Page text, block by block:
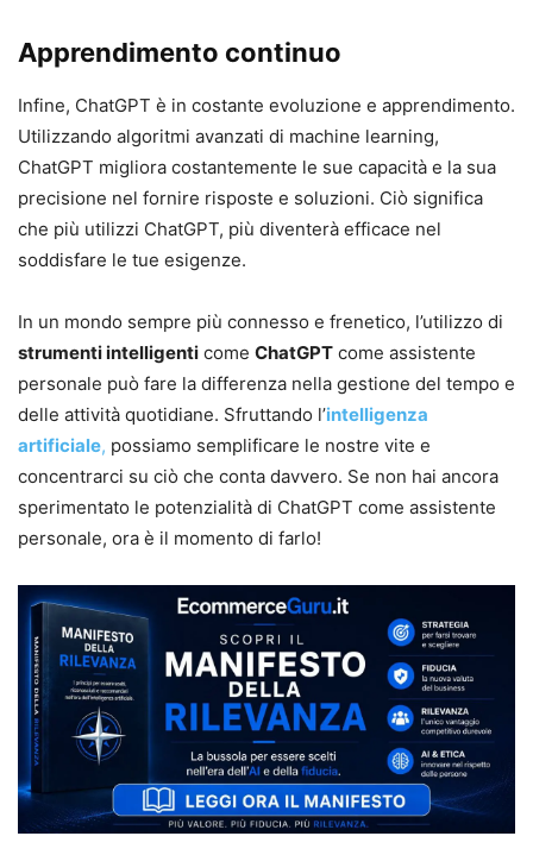
Apprendimento continuo
Infine, ChatGPT è in costante evoluzione e apprendimento.
Utilizzando algoritmi avanzati di machine learning,
ChatGPT migliora costantemente le sue capacità e la sua
precisione nel fornire risposte e soluzioni. Ciò significa
che più utilizzi ChatGPT, più diventerà efficace nel
soddisfare le tue esigenze.
In un mondo sempre più connesso e frenetico, l’utilizzo di
strumenti intelligenti come ChatGPT come assistente
personale può fare la differenza nella gestione del tempo e
delle attività quotidiane. Sfruttando l’intelligenza
artificiale, possiamo semplificare le nostre vite e
concentrarci su ciò che conta davvero. Se non hai ancora
sperimentato le potenzialità di ChatGPT come assistente
personale, ora è il momento di farlo!